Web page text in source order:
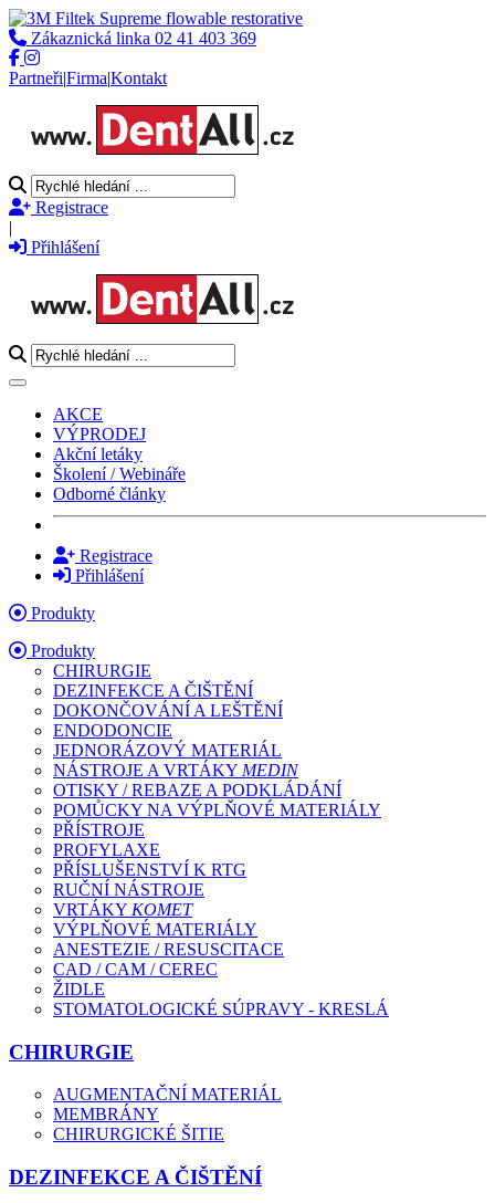
Zákaznická linka 02 41 403 369
Partneři|Firma|Kontakt
Registrace
|
Přihlášení
Toggle navigation
AKCE
VÝPRODEJ
Akční letáky
Školení / Webináře
Odborné články
Registrace
Přihlášení
Produkty
Produkty
CHIRURGIE
DEZINFEKCE A ČIŠTĚNÍ
DOKONČOVÁNÍ A LEŠTĚNÍ
ENDODONCIE
JEDNORÁZOVÝ MATERIÁL
NÁSTROJE A VRTÁKY MEDIN
OTISKY / REBAZE A PODKLÁDÁNÍ
POMŮCKY NA VÝPLŇOVÉ MATERIÁLY
PŘÍSTROJE
PROFYLAXE
PŘÍSLUŠENSTVÍ K RTG
RUČNÍ NÁSTROJE
VRTÁKY KOMET
VÝPLŇOVÉ MATERIÁLY
ANESTEZIE / RESUSCITACE
CAD / CAM / CEREC
ŽIDLE
STOMATOLOGICKÉ SÚPRAVY - KRESLÁ
CHIRURGIE
AUGMENTAČNÍ MATERIÁL
MEMBRÁNY
CHIRURGICKÉ ŠITIE
DEZINFEKCE A ČIŠTĚNÍ